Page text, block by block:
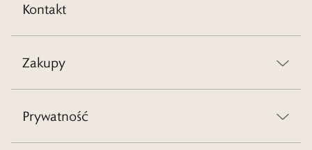
Kontakt
Zakupy
Prywatność